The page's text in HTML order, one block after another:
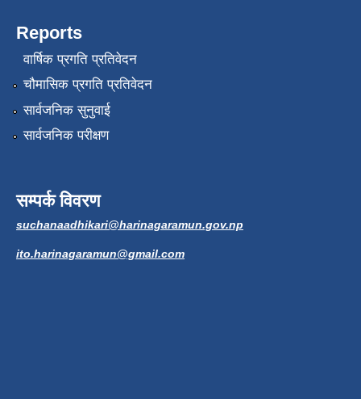
Reports
वार्षिक प्रगति प्रतिवेदन
चौमासिक प्रगति प्रतिवेदन
सार्वजनिक सुनुवाई
सार्वजनिक परीक्षण
सम्पर्क विवरण
suchanaadhikari@harinagaramun.gov.np
ito.harinagaramun@gmail.com